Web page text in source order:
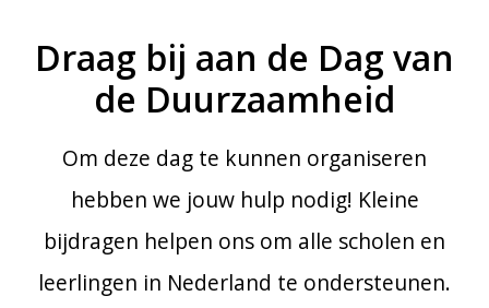
Draag bij aan de Dag van
de Duurzaamheid
Om deze dag te kunnen organiseren
hebben we jouw hulp nodig! Kleine
bijdragen helpen ons om alle scholen en
leerlingen in Nederland te ondersteunen.